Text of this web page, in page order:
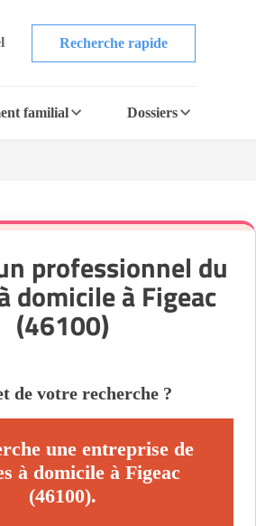
Recherche rapide
familial Dossiers
professionnel du
domicile à Figeac
(46100)
de votre recherche ?
une entreprise de
à domicile à Figeac
(46100).